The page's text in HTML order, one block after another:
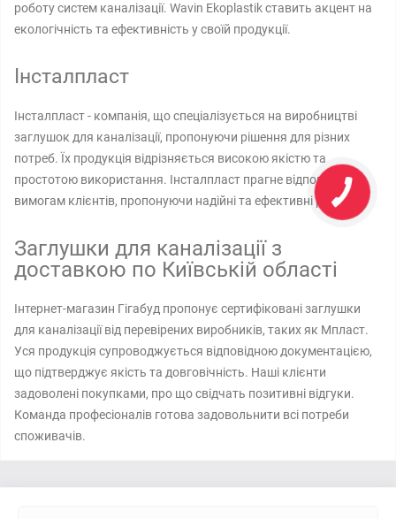
роботу систем каналізації. Wavin Ekoplastik ставить акцент на
екологічність та ефективність у своїй продукції.
Інсталпласт
Інсталпласт - компанія, що спеціалізується на виробництві
заглушок для каналізації, пропонуючи рішення для різних
потреб. Їх продукція відрізняється високою якістю та
простотою використання. Інсталпласт прагне відповідати
вимогам клієнтів, пропонуючи надійні та ефективні рішення.
Заглушки для каналізації з
доставкою по Київській області
Інтернет-магазин Гігабуд пропонує сертифіковані заглушки
для каналізації від перевірених виробників, таких як Мпласт.
Уся продукція супроводжується відповідною документацією,
що підтверджує якість та довговічність. Наші клієнти
задоволені покупками, про що свідчать позитивні відгуки.
Команда професіоналів готова задовольнити всі потреби
споживачів.